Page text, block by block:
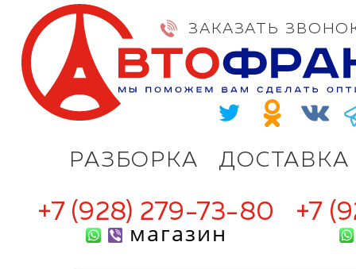
РАЗБОРКА ДОСТАВКА
ЗАКАЗАТЬ
+7 (928) 279-73-80
магазин
+7